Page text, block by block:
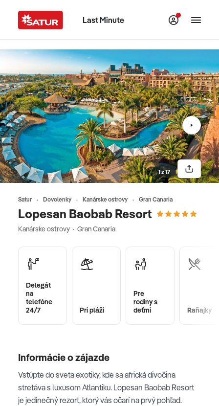
Last Minute
Satur Dovolenky Kanárske ostrovy Gran Canaria
Lopesan Baobab Resort
Kanárske ostrovy · Gran Canaria
1 z 17
Delegát
na
telefóne
24/7
Pri pláži
Pre
rodiny s
deťmi
Raňajky
Informácie o zájazde
Vstúpte do sveta exotiky, kde sa africká divočina
stretáva s luxusom Atlantiku. Lopesan Baobab Resort
je jedinečný rezort, ktorý vás očarí na prvý pohľad.